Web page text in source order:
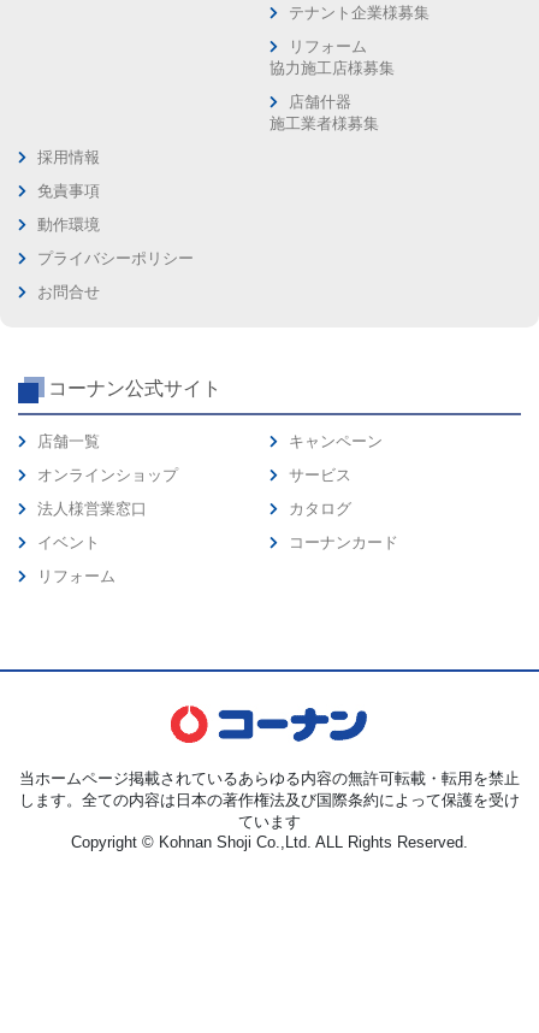
テナント企業様募集
リフォーム
協力施工店様募集
店舗什器
施工業者様募集
採用情報
免責事項
動作環境
プライバシーポリシー
お問合せ
コーナン公式サイト
店舗一覧
オンラインショップ
法人様営業窓口
イベント
リフォーム
キャンペーン
サービス
カタログ
コーナンカード
当ホームページ掲載されているあらゆる内容の無許可転載・転用を禁止
します。全ての内容は日本の著作権法及び国際条約によって保護を受け
ています
Copyright © Kohnan Shoji Co.,Ltd. ALL Rights Reserved.